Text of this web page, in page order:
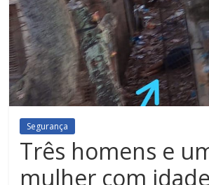
Segurança
Três homens e
mulher com